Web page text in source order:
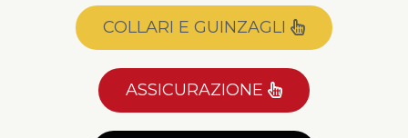
COLLARI E GUINZAGLI
ASSICURAZIONE